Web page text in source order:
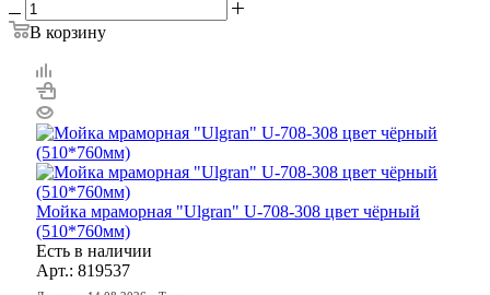
В корзину
Мойка мраморная "Ulgran" U-708-308 цвет чёрный
(510*760мм)
Есть в наличии
Арт.: 819537